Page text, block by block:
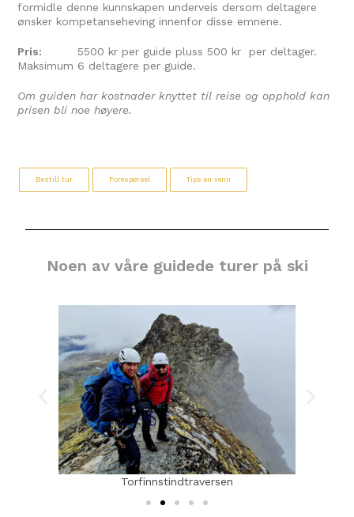
formidle denne kunnskapen underveis dersom deltagere
ønsker kompetanseheving innenfor disse emnene.
Pris: 5500 kr per guide pluss 500 kr per deltager.
Maksimum 6 deltagere per guide.
Om guiden har kostnader knyttet til reise og opphold kan
prisen bli noe høyere.
Bestill tur Forespørsel Tips en venn
Noen av våre guidede turer på ski
Torfinnstindtraversen